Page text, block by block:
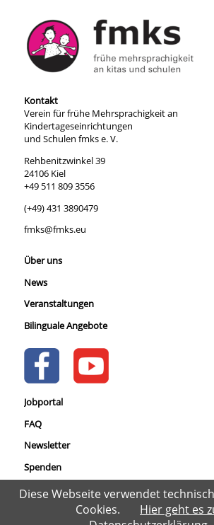
Kontakt
Verein für frühe Mehrsprachigkeit an
Kindertageseinrichtungen
und Schulen fmks e. V.
Rehbenitzwinkel 39
24106 Kiel
+49 511 809 3556
(+49) 431 3890479
fmks@fmks.eu
Über uns
News
Veranstaltungen
Bilinguale Angebote
Jobportal
FAQ
Newsletter
Spenden
Datenschutz
Diese Webseite verwendet
Cookies.
Hier geht es